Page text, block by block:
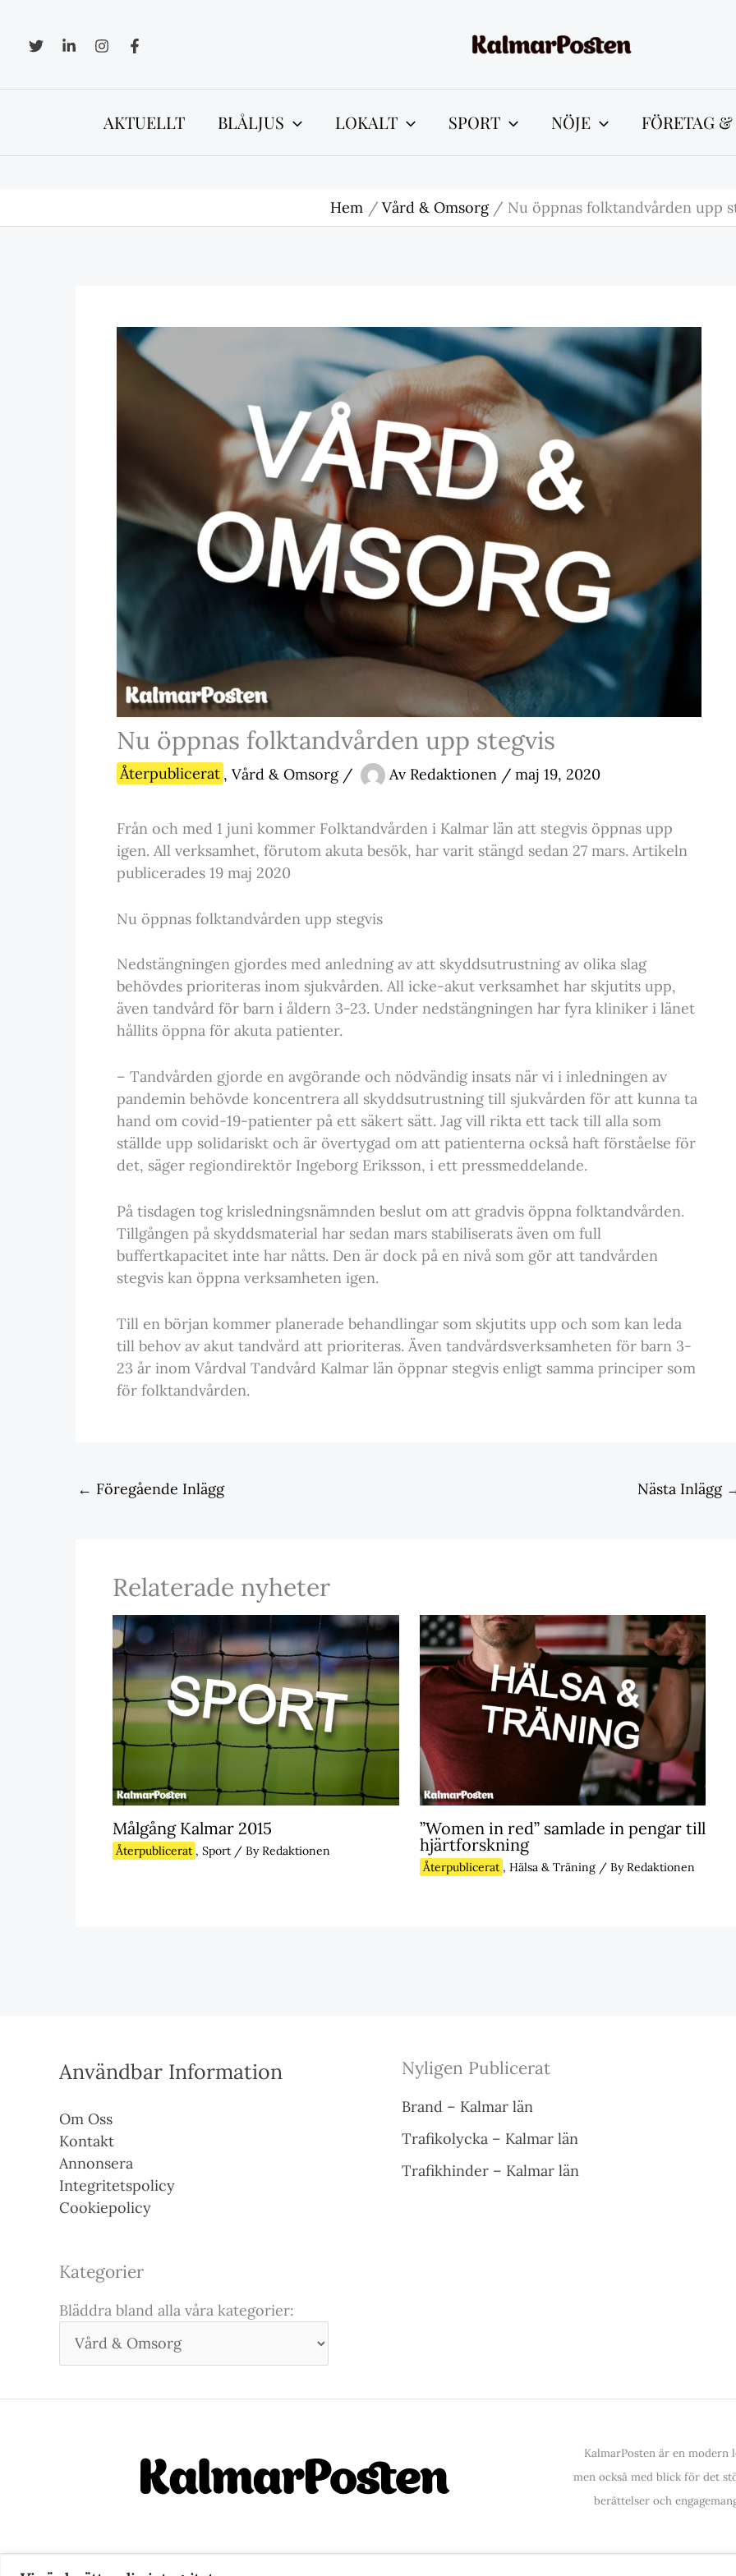
innehåll
AKTUELLT BLÅLJUS LOKALT SPORT NÖJE FÖRETAG
Hem Vård & Omsorg Nu öppnas folktandvården upp
Nu öppnas folktandvården upp stegvis
Återpublicerat , Vård & Omsorg/ Av Redaktionen / maj 19, 2020
Från och med 1 juni kommer Folktandvården i Kalmar län att stegvis öppnas upp
igen. All verksamhet, förutom akuta besök, har varit stängd sedan 27 mars. Artikeln
publicerades 19 maj 2020
Nu öppnas folktandvården upp stegvis
Nedstängningen gjordes med anledning av att skyddsutrustning av olika slag
behövdes prioriteras inom sjukvården. All icke-akut verksamhet har skjutits upp,
även tandvård för barn i åldern 3-23. Under nedstängningen har fyra kliniker i länet
hållits öppna för akuta patienter.
– Tandvården gjorde en avgörande och nödvändig insats när vi i inledningen av
pandemin behövde koncentrera all skyddsutrustning till sjukvården för att kunna ta
hand om covid-19-patienter på ett säkert sätt. Jag vill rikta ett tack till alla som
ställde upp solidariskt och är övertygad om att patienterna också haft förståelse för
det, säger regiondirektör Ingeborg Eriksson, i ett pressmeddelande.
På tisdagen tog krisledningsnämnden beslut om att gradvis öppna folktandvården.
Tillgången på skyddsmaterial har sedan mars stabiliserats även om full
buffertkapacitet inte har nåtts. Den är dock på en nivå som gör att tandvården
stegvis kan öppna verksamheten igen.
Till en början kommer planerade behandlingar som skjutits upp och som kan leda
till behov av akut tandvård att prioriteras. Även tandvårdsverksamheten för barn 3-
23 år inom Vårdval Tandvård Kalmar län öppnar stegvis enligt samma principer som
för folktandvården.
← Föregående Inlägg Nästa Inlägg
Relaterade nyheter
Målgång Kalmar 2015
Återpublicerat , Sport / ByRedaktionen
”Women in red” samlade in pengar till
hjärtforskning
Återpublicerat , Hälsa & Träning/ ByRedaktionen
Användbar Information
Om Oss
Kontakt
Annonsera
Integritetspolicy
Cookiepolicy
Kategorier
Bläddra bland alla våra kategorier:
Nyligen Publicerat
Brand – Kalmar län
Trafikolycka – Kalmar län
Trafikhinder – Kalmar län
KalmarPosten är en modern
men också med blick för det
berättelser och